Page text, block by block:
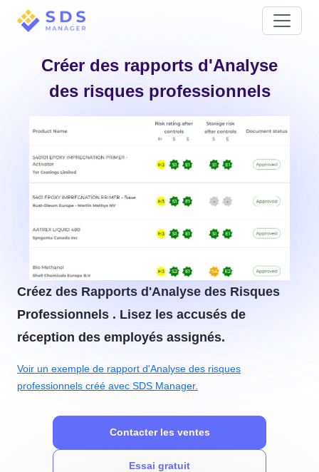
Créer des rapports d'Analyse
des risques professionnels
Créez des Rapports d'Analyse des Risques
Professionnels . Lisez les accusés de
réception des employés assignés.
Voir un exemple de rapport d'Analyse des risques
professionnels créé avec SDS Manager.
Contacter les ventes
Essai gratuit